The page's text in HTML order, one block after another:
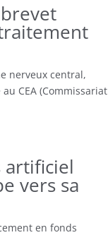
nerveux central,
CEA (Commissariat
artificiel
vers sa
en fonds